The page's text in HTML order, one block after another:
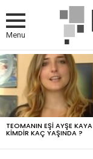
Menu
MOST
VIEWED
STORIES
TEOMANIN EŞI AYŞE KAYA
KIMDIR KAÇ YAŞINDA ?